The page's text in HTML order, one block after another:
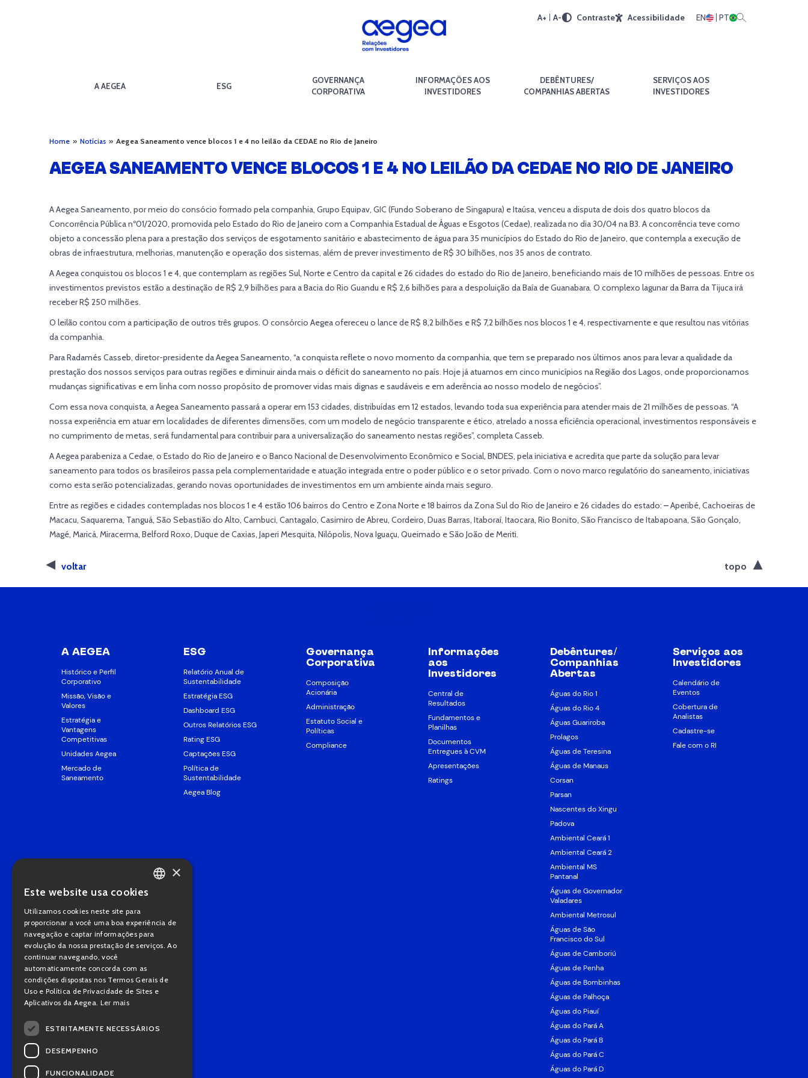
A+ A- Contraste Acessibilidade EN PT
A AEGEA ESG
GOVERNANÇA
CORPORATIVA
INFORMAÇÕES AOS
INVESTIDORES
DEBÊNTURES/
COMPANHIAS ABERTAS
SERVIÇOS AOS
INVESTIDORES
Home » Notícias » Aegea Saneamento vence blocos 1 e 4 no leilão da CEDAE no Rio de Janeiro
AEGEA SANEAMENTO VENCE BLOCOS 1 E 4 NO LEILÃO DA CEDAE NO RIO DE JANEIRO
A Aegea Saneamento, por meio do consócio formado pela companhia, Grupo Equipav, GIC (Fundo Soberano de Singapura) e Itaúsa, venceu a disputa de dois dos quatro blocos da
Concorrência Pública nº01/2020, promovida pelo Estado do Rio de Janeiro com a Companhia Estadual de Águas e Esgotos (Cedae), realizada no dia 30/04 na B3. A concorrência teve como
objeto a concessão plena para a prestação dos serviços de esgotamento sanitário e abastecimento de água para 35 municípios do Estado do Rio de Janeiro, que contempla a execução de
obras de infraestrutura, melhorias, manutenção e operação dos sistemas, além de prever investimento de R$ 30 bilhões, nos 35 anos de contrato.
A Aegea conquistou os blocos 1 e 4, que contemplam as regiões Sul, Norte e Centro da capital e 26 cidades do estado do Rio de Janeiro, beneficiando mais de 10 milhões de pessoas. Entre os
investimentos previstos estão a destinação de R$ 2,9 bilhões para a Bacia do Rio Guandu e R$ 2,6 bilhões para a despoluição da Baía de Guanabara. O complexo lagunar da Barra da Tijuca irá
receber R$ 250 milhões.
O leilão contou com a participação de outros três grupos. O consórcio Aegea ofereceu o lance de R$ 8,2 bilhões e R$ 7,2 bilhões nos blocos 1 e 4, respectivamente e que resultou nas vitórias
da companhia.
Para Radamés Casseb, diretor-presidente da Aegea Saneamento, “a conquista reflete o novo momento da companhia, que tem se preparado nos últimos anos para levar a qualidade da
prestação dos nossos serviços para outras regiões e diminuir ainda mais o déficit do saneamento no país. Hoje já atuamos em cinco municípios na Região dos Lagos, onde proporcionamos
mudanças significativas e em linha com nosso propósito de promover vidas mais dignas e saudáveis e em aderência ao nosso modelo de negócios”.
Com essa nova conquista, a Aegea Saneamento passará a operar em 153 cidades, distribuídas em 12 estados, levando toda sua experiência para atender mais de 21 milhões de pessoas. “A
nossa experiência em atuar em localidades de diferentes dimensões, com um modelo de negócio transparente e ético, atrelado a nossa eficiência operacional, investimentos responsáveis e
no cumprimento de metas, será fundamental para contribuir para a universalização do saneamento nestas regiões”, completa Casseb.
A Aegea parabeniza a Cedae, o Estado do Rio de Janeiro e o Banco Nacional de Desenvolvimento Econômico e Social, BNDES, pela iniciativa e acredita que parte da solução para levar
saneamento para todos os brasileiros passa pela complementaridade e atuação integrada entre o poder público e o setor privado. Com o novo marco regulatório do saneamento, iniciativas
como esta serão potencializadas, gerando novas oportunidades de investimentos em um ambiente ainda mais seguro.
Entre as regiões e cidades contempladas nos blocos 1 e 4 estão 106 bairros do Centro e Zona Norte e 18 bairros da Zona Sul do Rio de Janeiro e 26 cidades do estado: –Aperibé, Cachoeiras de
Macacu, Saquarema, Tanguá, São Sebastião do Alto, Cambuci, Cantagalo, Casimiro de Abreu, Cordeiro, Duas Barras, Itaboraí, Itaocara, Rio Bonito, São Francisco de Itabapoana, São Gonçalo,
Magé, Maricá, Miracerma, Belford Roxo, Duque de Caxias, Japeri Mesquita, Nilópolis, Nova Iguaçu, Queimado e São João de Meriti.
voltar topo
A AEGEA
Histórico e Perfil
Corporativo
Missão, Visão e
Valores
Estratégia e
Vantagens
Competitivas
Unidades Aegea
Mercado de
Saneamento
ESG
Relatório Anual de
Sustentabilidade
Estratégia ESG
Dashboard ESG
Outros Relatórios ESG
Rating ESG
Captações ESG
Política de
Sustentabilidade
Aegea Blog
Governança
Corporativa
Composição
Acionária
Administração
Estatuto Social e
Políticas
Compliance
Informações
aos
Investidores
Central de
Resultados
Fundamentos e
Planilhas
Documentos
Entregues à CVM
Apresentações
Ratings
Debêntures/
Companhias
Abertas
Águas do Rio 1
Águas do Rio 4
Águas Guariroba
Prolagos
Águas de Teresina
Águas de Manaus
Corsan
Parsan
Nascentes do Xingu
Padova
Ambiental Ceará 1
Ambiental Ceará 2
Ambiental MS
Pantanal
Águas de Governador
Valadares
Ambiental Metrosul
Águas de São
Francisco do Sul
Águas de Camboriú
Águas de Penha
Águas de Bombinhas
Águas de Palhoça
Águas do Piauí
Águas do Pará A
Águas do Pará B
Águas do Pará C
Águas do Pará D
Serviços aos
Investidores
Calendário de
Eventos
Cobertura de
Analistas
Cadastre-se
Fale com o RI
PORTUGUESE
×
Este website usa cookies
Utilizamos cookies neste site para
proporcionar a você uma boa experiência de
navegação e captar informações para
evolução da nossa prestação de serviços. Ao
continuar navegando, você
automaticamente concorda com as
condições dispostas nos Termos Gerais de
Uso e Política de Privacidade de Sites e
Aplicativos da Aegea. Ler mais
ESTRITAMENTE NECESSÁRIOS
DESEMPENHO
FUNCIONALIDADE